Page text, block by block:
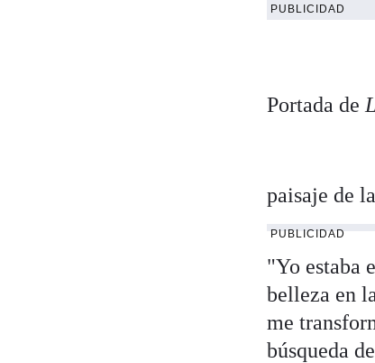
PUBLICIDAD
Portada de
paisaje de
PUBLICIDAD
"Yo estaba
belleza en
me
búsqueda